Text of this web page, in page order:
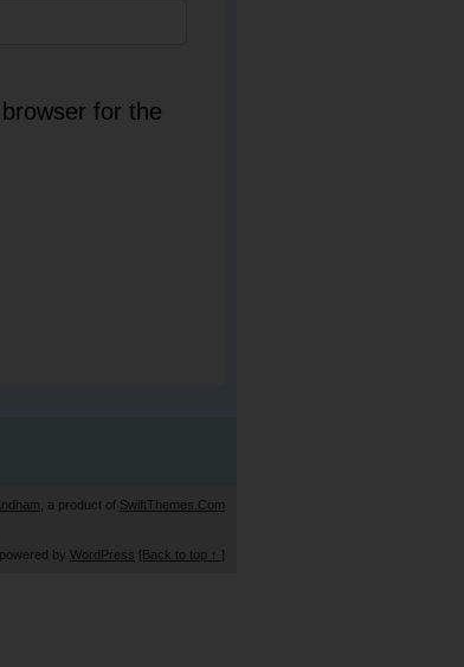
for the
, a product of SwiftThemes.Com
powered by WordPress [Back to top ↑ ]